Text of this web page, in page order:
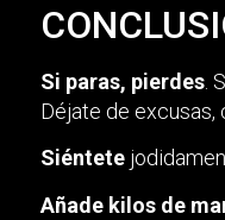
Si paras, pierdes .
Déjate de excusas,
Siéntete
Añade kilos de